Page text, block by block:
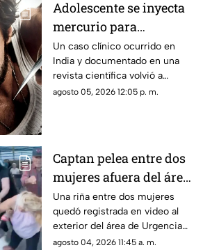
Adolescente se inyecta
mercurio para
parecerse a Wolverine
y termina
hospitalizado
Un caso clínico ocurrido en
India y documentado en una
revista científica volvió a
generar interés por los riesgos
agosto 05, 2026 12:05 p. m.
Captan pelea entre dos
mujeres afuera del área
de Urgencias de un
hospital en Chihuahua
| VIDEO
Una riña entre dos mujeres
quedó registrada en video al
exterior del área de Urgencias
de un hospital ubicado en
agosto 04, 2026 11:45 a. m.